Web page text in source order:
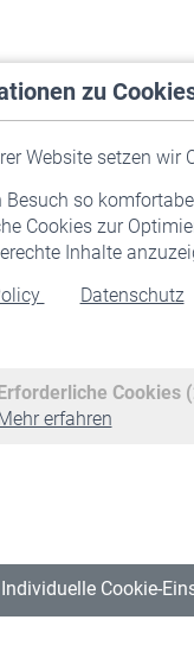
zu
Website setzen wir
Besuch so
Cookies zur
Inhalte
Datenschutz
Cookies
erfahren
Individuelle Cookie-